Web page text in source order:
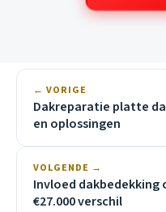
← VORIGE
Dakreparatie platte
en oplossingen
VOLGENDE →
Invloed dakbedekking
€27.000 verschil